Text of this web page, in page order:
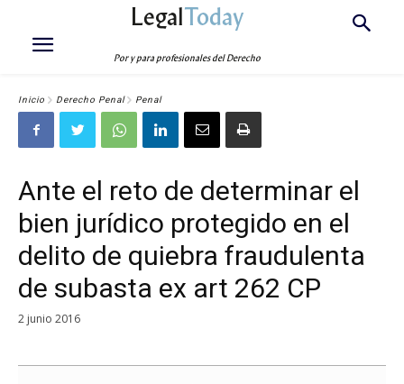
LegalToday
Por y para profesionales del Derecho
Inicio Derecho Penal Penal
Ante el reto de determinar el
bien jurídico protegido en el
delito de quiebra fraudulenta
de subasta ex art 262 CP
2 junio 2016